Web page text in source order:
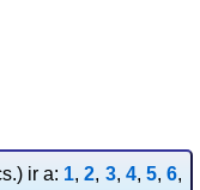
ir a: 1,2, 3, 4, 5,6,